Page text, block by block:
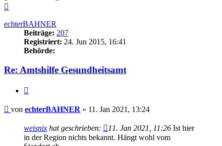
echterBAHNER
Beiträge: 207
Registriert: 24. Jun 2015, 16:41
Behörde:
Re: Amtshilfe Gesundheitsamt
Beitrag
von echterBAHNER » 11. Jan 2021, 13:24
weisnix hat geschrieben: 11. Jan 2021, 11:26 Ist hier
in der Region nichts bekannt. Hängt wohl vom